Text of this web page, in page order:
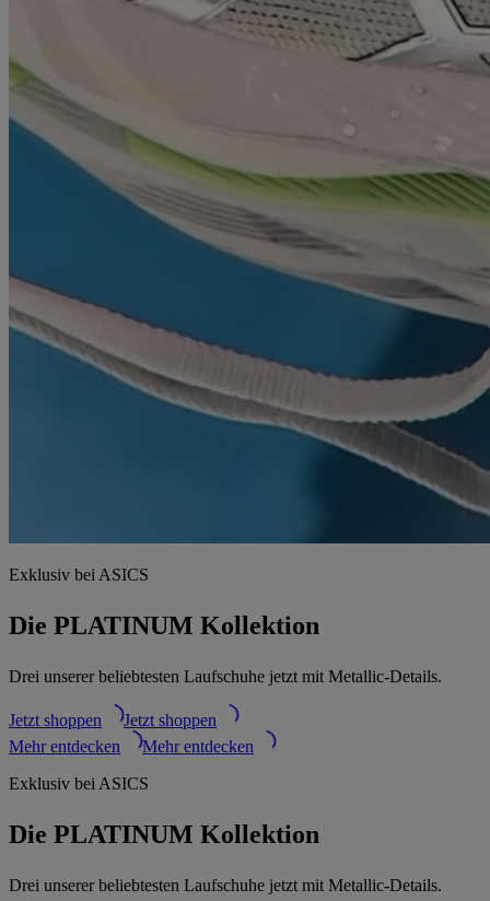
Exklusiv bei ASICS
Die PLATINUM Kollektion
Drei unserer beliebtesten Laufschuhe jetzt mit Metallic-Details.
Jetzt shoppen
Jetzt shoppen
Mehr entdecken
Mehr entdecken
Exklusiv bei ASICS
Die PLATINUM Kollektion
Drei unserer beliebtesten Laufschuhe jetzt mit Metallic-Details.